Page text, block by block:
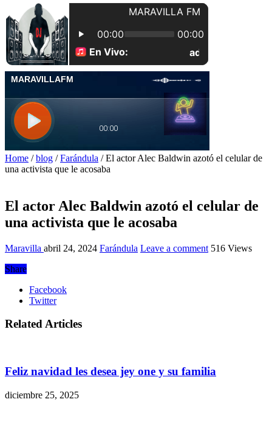
Home / blog / Farándula / El actor Alec Baldwin azotó el celular de
una activista que le acosaba
El actor Alec Baldwin azotó el celular de
una activista que le acosaba
Maravilla abril 24, 2024 Farándula Leave a comment 516 Views
Share
Facebook
Twitter
Related Articles
Feliz navidad les desea jey one y su familia
diciembre 25, 2025